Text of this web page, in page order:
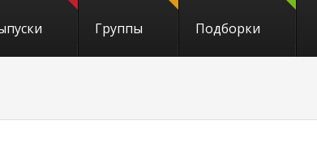
Группы Подборки